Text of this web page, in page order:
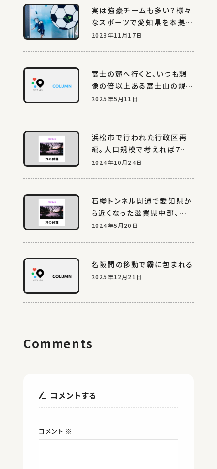
実は強豪チームも多い？様々
なスポーツで愛知県を本拠地
とするチームを調べてみる
2023年11月17日
富士の麓へ行くと、いつも想
像の倍以上ある富士山の規
模
2025年5月11日
浜松市で行われた行政区再
編。人口規模で考えれば7区
は多すぎだったと納得だが…
2024年10月24日
石樽トンネル開通で愛知県か
ら近くなった滋賀県中部、特
に近江八幡。
2024年5月20日
名阪間の移動で霧に包まれる
2025年12月21日
Comments
コメントする
コメント ※